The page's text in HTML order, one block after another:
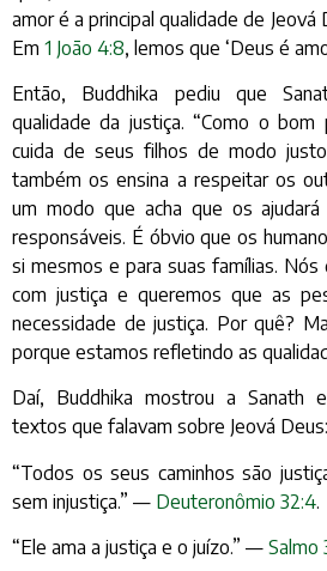
amor é a principal qualidade de Jeová
Em 1 João 4:8, lemos que ‘Deus é
Então, Buddhika pediu que
qualidade da justiça. “Como o
cuida de seus filhos de modo
também os ensina a respeitar os
um modo que acha que os
responsáveis. É óbvio que os
si mesmos e para suas famílias.
com justiça e queremos que as
necessidade de justiça. Por quê?
porque estamos refletindo as
Daí, Buddhika mostrou a Sanath
textos que falavam sobre Jeová Deus:
“Todos os seus caminhos são
sem injustiça.” — Deuteronômio 32:4.
“Ele ama a justiça e o juízo.” — Salmo